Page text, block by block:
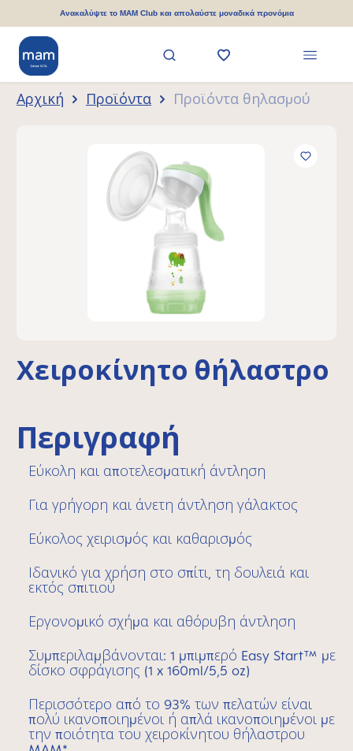
περιεχόμενο
Ανακαλύψτε το MAM Club και απολαύστε μοναδικά προνόμια
Αρχική Προϊόντα Προϊόντα θηλασμού
Χειροκίνητο θήλαστρο
Περιγραφή
Εύκολη και αποτελεσματική άντληση
Για γρήγορη και άνετη άντληση γάλακτος
Εύκολος χειρισμός και καθαρισμός
Ιδανικό για χρήση στο σπίτι, τη δουλειά και
εκτός σπιτιού
Εργονομικό σχήμα και αθόρυβη άντληση
Συμπεριλαμβάνονται: 1 μπιμπερό Easy Start™ με
δίσκο σφράγισης (1 x 160ml/5,5 oz)
Περισσότερο από το 93% των πελατών είναι
πολύ ικανοποιημένοι ή απλά ικανοποιημένοι με
την ποιότητα του χειροκίνητου θήλαστρου